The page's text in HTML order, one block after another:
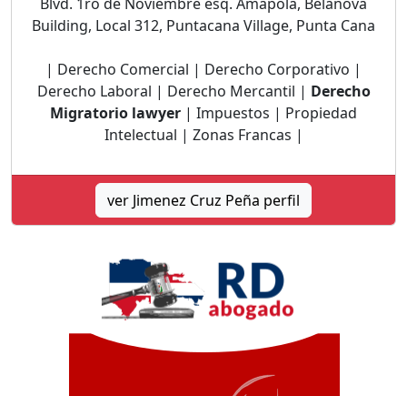
Building, Local 312, Puntacana Village, Punta Cana
| Derecho Comercial | Derecho Corporativo |
Derecho Laboral | Derecho Mercantil | Derecho
Migratorio lawyer | Impuestos | Propiedad
Intelectual | Zonas Francas |
ver Jimenez Cruz Peña perfil